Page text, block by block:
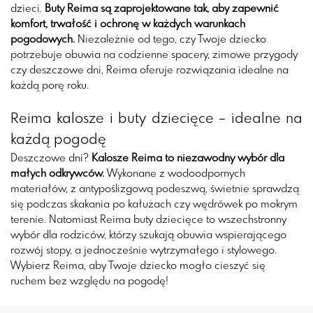
dzieci. Buty Reima są zaprojektowane tak, aby zapewnić
komfort, trwałość i ochronę w każdych warunkach
pogodowych. Niezależnie od tego, czy Twoje dziecko
potrzebuje obuwia na codzienne spacery, zimowe przygody
czy deszczowe dni, Reima oferuje rozwiązania idealne na
każdą porę roku.
Reima kalosze i buty dziecięce – idealne na
każdą pogodę
Deszczowe dni? Kalosze Reima to niezawodny wybór dla
małych odkrywców. Wykonane z wodoodpornych
materiałów, z antypoślizgową podeszwą, świetnie sprawdzą
się podczas skakania po kałużach czy wędrówek po mokrym
terenie. Natomiast Reima buty dziecięce to wszechstronny
wybór dla rodziców, którzy szukają obuwia wspierającego
rozwój stopy, a jednocześnie wytrzymałego i stylowego.
Wybierz Reima, aby Twoje dziecko mogło cieszyć się
ruchem bez względu na pogodę!